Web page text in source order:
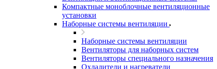
Компактные моноблочные вентиляционные
установки
Наборные системы вентиляции
Наборные системы вентиляции
Вентиляторы для наборных систем
Вентиляторы специального назначения
Охладители и нагреватели